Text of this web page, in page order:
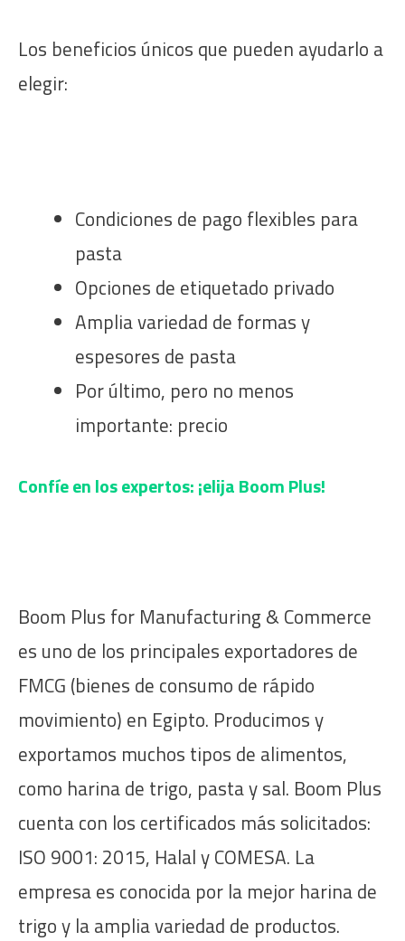
Los beneficios únicos que pueden ayudarlo a
elegir:
Condiciones de pago flexibles para
pasta
Opciones de etiquetado privado
Amplia variedad de formas y
espesores de pasta
Por último, pero no menos
importante: precio
Confíe en los expertos: ¡elija Boom Plus!
Boom Plus for Manufacturing & Commerce
es uno de los principales exportadores de
FMCG (bienes de consumo de rápido
movimiento) en Egipto. Producimos y
exportamos muchos tipos de alimentos,
como harina de trigo, pasta y sal. Boom Plus
cuenta con los certificados más solicitados:
ISO 9001: 2015, Halal y COMESA. La
empresa es conocida por la mejor harina de
trigo y la amplia variedad de productos.